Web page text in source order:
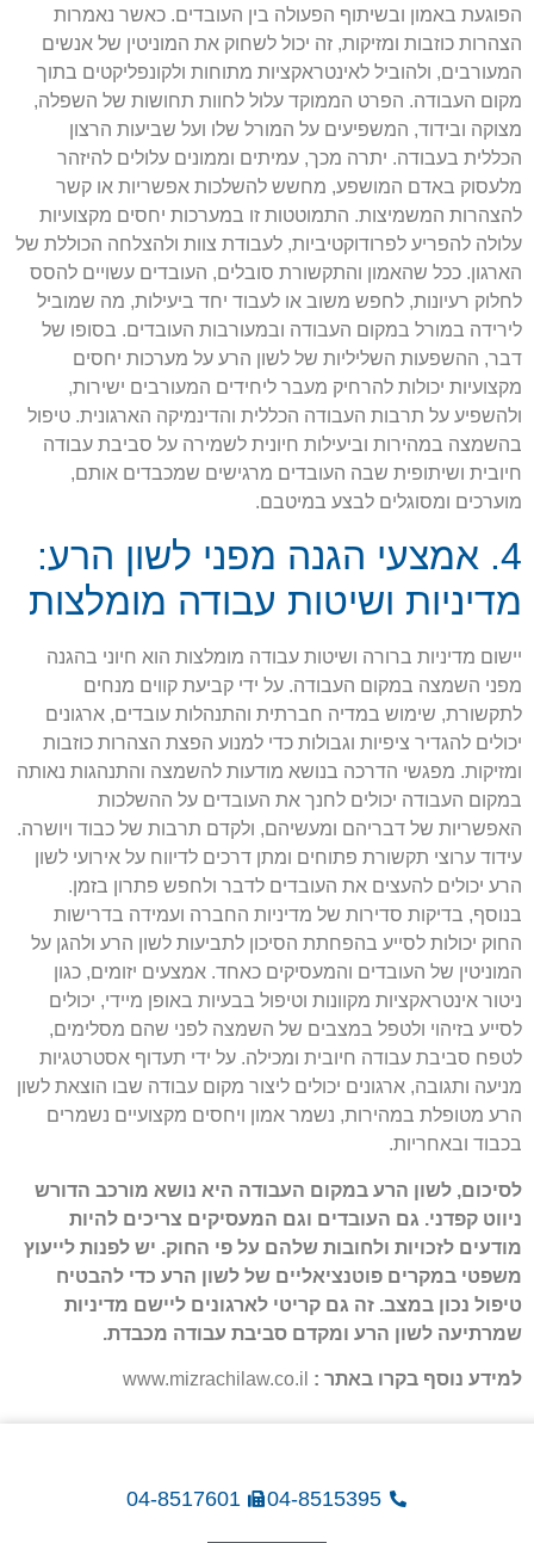
הפוגעת באמון ובשיתוף הפעולה בין העובדים. כאשר נאמרות
הצהרות כוזבות ומזיקות, זה יכול לשחוק את המוניטין של אנשים
המעורבים, ולהוביל לאינטראקציות מתוחות ולקונפליקטים בתוך
מקום העבודה. הפרט הממוקד עלול לחוות תחושות של השפלה,
מצוקה ובידוד, המשפיעים על המורל שלו ועל שביעות הרצון
הכללית בעבודה. יתרה מכך, עמיתים וממונים עלולים להיזהר
מלעסוק באדם המושפע, מחשש להשלכות אפשריות או קשר
להצהרות המשמיצות. התמוטטות זו במערכות יחסים מקצועיות
עלולה להפריע לפרודוקטיביות, לעבודת צוות ולהצלחה הכוללת של
הארגון. ככל שהאמון והתקשורת סובלים, העובדים עשויים להסס
לחלוק רעיונות, לחפש משוב או לעבוד יחד ביעילות, מה שמוביל
לירידה במורל במקום העבודה ובמעורבות העובדים. בסופו של
דבר, ההשפעות השליליות של לשון הרע על מערכות יחסים
מקצועיות יכולות להרחיק מעבר ליחידים המעורבים ישירות,
ולהשפיע על תרבות העבודה הכללית והדינמיקה הארגונית. טיפול
בהשמצה במהירות וביעילות חיונית לשמירה על סביבת עבודה
חיובית ושיתופית שבה העובדים מרגישים שמכבדים אותם,
מוערכים ומסוגלים לבצע במיטבם.
4. אמצעי הגנה מפני לשון הרע:
מדיניות ושיטות עבודה מומלצות
יישום מדיניות ברורה ושיטות עבודה מומלצות הוא חיוני בהגנה
מפני השמצה במקום העבודה. על ידי קביעת קווים מנחים
לתקשורת, שימוש במדיה חברתית והתנהלות עובדים, ארגונים
יכולים להגדיר ציפיות וגבולות כדי למנוע הפצת הצהרות כוזבות
ומזיקות. מפגשי הדרכה בנושא מודעות להשמצה והתנהגות נאותה
במקום העבודה יכולים לחנך את העובדים על ההשלכות
האפשריות של דבריהם ומעשיהם, ולקדם תרבות של כבוד ויושרה.
עידוד ערוצי תקשורת פתוחים ומתן דרכים לדיווח על אירועי לשון
הרע יכולים להעצים את העובדים לדבר ולחפש פתרון בזמן.
בנוסף, בדיקות סדירות של מדיניות החברה ועמידה בדרישות
החוק יכולות לסייע בהפחתת הסיכון לתביעות לשון הרע ולהגן על
המוניטין של העובדים והמעסיקים כאחד. אמצעים יזומים, כגון
ניטור אינטראקציות מקוונות וטיפול בבעיות באופן מיידי, יכולים
לסייע בזיהוי ולטפל במצבים של השמצה לפני שהם מסלימים,
לטפח סביבת עבודה חיובית ומכילה. על ידי תעדוף אסטרטגיות
מניעה ותגובה, ארגונים יכולים ליצור מקום עבודה שבו הוצאת לשון
הרע מטופלת במהירות, נשמר אמון ויחסים מקצועיים נשמרים
בכבוד ובאחריות.
לסיכום, לשון הרע במקום העבודה היא נושא מורכב הדורש
ניווט קפדני. גם העובדים וגם המעסיקים צריכים להיות
מודעים לזכויות ולחובות שלהם על פי החוק. יש לפנות לייעוץ
משפטי במקרים פוטנציאליים של לשון הרע כדי להבטיח
טיפול נכון במצב. זה גם קריטי לארגונים ליישם מדיניות
שמרתיעה לשון הרע ומקדם סביבת עבודה מכבדת.
למידע נוסף בקרו באתר : www.mizrachilaw.co.il
04-8515395
04-8517601